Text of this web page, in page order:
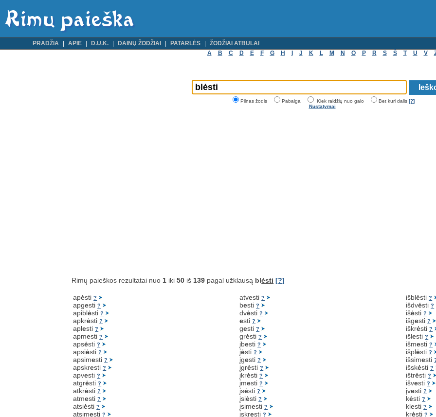
PRADŽIA APIE D.U.K. DAINŲ ŽODŽIAI PATARLĖS
ŽODŽIAI ATBULAI
A
B C D E F G H J K L M N O P R S Š T U V
Pilnas žodis Pabaiga Kiek raidžių nuo galo Bet kuri dalis [?]
Nustatymai
Rimų paieškos rezultatai nuo 1 iki50 iš 139 pagal užklausą blėsti [?]
apėsti?
apgesti?
apiblėsti?
apkrėsti?
aplesti?
apmesti?
apsėsti?
apsiėsti?
apsimesti?
apskresti?
apvesti?
atgrėsti?
atkrėsti?
atmesti?
atsiėsti?
atsimesti?
atvesti?
besti?
dvėsti?
esti?
gesti?
grėsti?
įbesti?
įėsti?
įgesti?
įgrėsti?
įkrėsti?
įmesti?
įsėsti?
įsiėsti?
įsimesti?
įskresti?
išblėsti?
išdvėsti?
išėsti?
išgesti?
iškrėsti?
išlesti?
išmesti?
išplėsti?
išsimesti
išskėsti?
ištrėsti?
išvesti?
įvesti?
kėsti?
klesti?
krėsti?